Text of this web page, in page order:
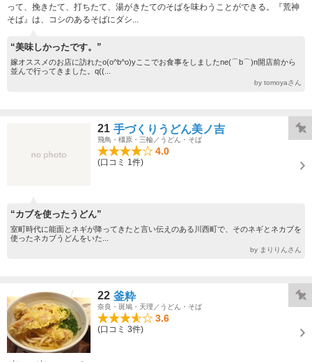
って、挽きたて、打ちたて、湯がきたてのそばを味わうことができる。『荒神
そば』は、コシのあるそばにダシ...
“美味しかったです。”
嫁オススメのお店に訪れたo(o^b^o)yここでお食事をしましたne(⌒b⌒)n開店前から
並んで行ってきました。q((...
by tomoyaさん
21 手づくりうどん美ノ吉
飛鳥・橿原・三輪／うどん・そば
4.0
(口コミ 1件)
“カブを使ったうどん”
室町時代に能面とネギが降ってきたと言い伝えのある川西町で、そのネギとネカブを
使ったネカブうどんをいた...
by まりりんさん
22 釜粋
奈良・斑鳩・天理／うどん・そば
3.6
(口コミ 3件)